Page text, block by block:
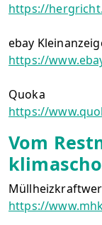
https://
ebay
https://
Quoka
https://
Vom
https://